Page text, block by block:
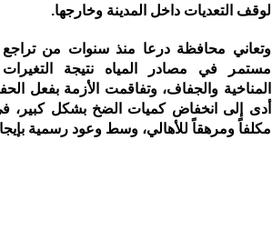
لوقف التعديات داخل المدينة وخارجها.
وتعاني محافظة درعا منذ سنوات من تراجع
مستمر في مصادر المياه نتيجة التغيرات
المناخية والجفاف، وتفاقمت الأزمة بفعل
أدى إلى انخفاض كميات الضخ بشكل كبير،
مكلفاً ومرهقاً للأهالي، وسط وعود رسمية